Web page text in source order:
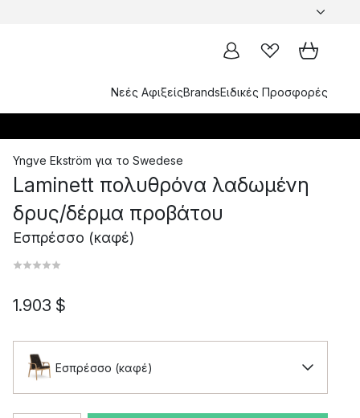
Νεές ΑφιξείςBrandsΕιδικές Προσφορές
Yngve Ekström για το Swedese
Laminett πολυθρόνα λαδωμένη
δρυς/δέρμα προβάτου
Εσπρέσσο (καφέ)
1.903 $
Εσπρέσσο (καφέ)